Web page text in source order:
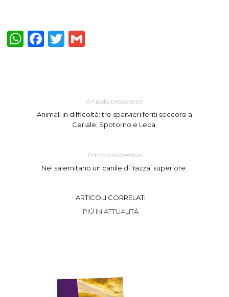
WhatsApp
Facebook
Twitter
Articolo precedente
Animali in difficoltà: tre sparvieri feriti soccorsi a
Ceriale, Spotorno e Leca.
Articolo successivo
Nel salernitano un canile di ‘razza’ superiore.
ARTICOLI CORRELATI
PIÙ IN ATTUALITÀ